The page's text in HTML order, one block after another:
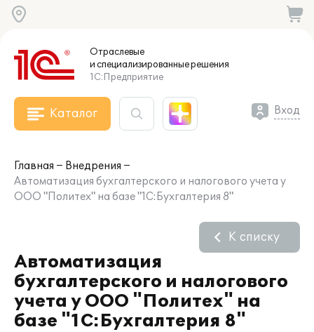
Отраслевые
и специализированныерешения
1С:Предприятие
Каталог Вход
Главная
Внедрения
Автоматизация бухгалтерского и налогового учета у
ООО "Политех" на базе "1С:Бухгалтерия 8"
Автоматизация
бухгалтерского и налогового
учета у ООО "Политех" на
базе "1С:Бухгалтерия 8"
К списку